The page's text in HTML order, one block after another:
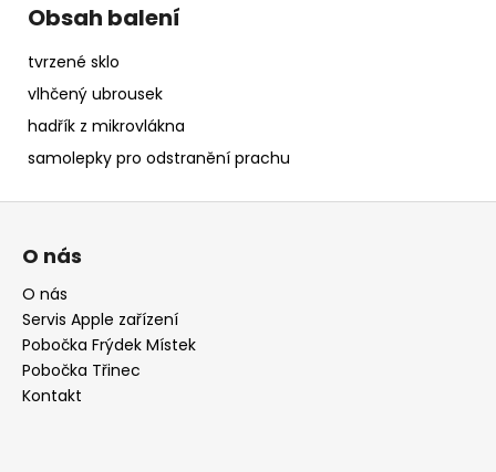
Obsah balení
tvrzené sklo
vlhčený ubrousek
hadřík z mikrovlákna
samolepky pro odstranění prachu
Z
O nás
O nás
Servis Apple zařízení
Pobočka Frýdek Místek
Pobočka Třinec
Kontakt